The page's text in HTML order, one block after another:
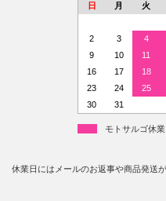
日 月 火
2
3 4
9
10 11
16
17 18
23
24 25
30
31
モトサルゴ休業
休業日にはメールのお返事や商品発送